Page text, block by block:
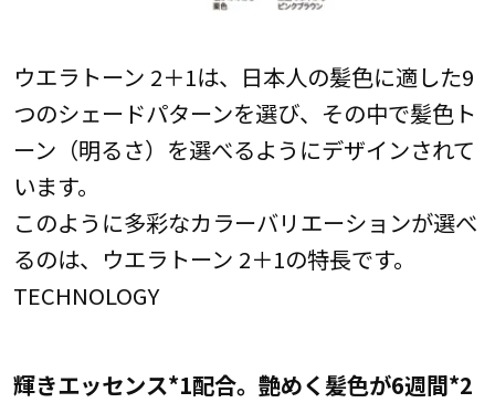
ウエラトーン 2＋1は、日本人の髪色に適した9
つのシェードパターンを選び、その中で髪色ト
ーン（明るさ）を選べるようにデザインされて
います。
このように多彩なカラーバリエーションが選べ
るのは、ウエラトーン 2＋1の特長です。
TECHNOLOGY
輝きエッセンス*1配合。艶めく髪色が6週間*2